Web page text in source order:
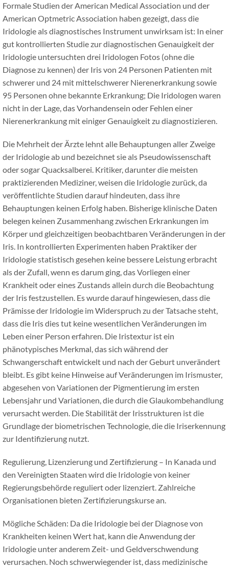
Formale Studien der American Medical Association und der
American Optmetric Association haben gezeigt, dass die
Iridologie als diagnostisches Instrument unwirksam ist: In einer
gut kontrollierten Studie zur diagnostischen Genauigkeit der
Iridologie untersuchten drei Iridologen Fotos (ohne die
Diagnose zu kennen) der Iris von 24 Personen Patienten mit
schwerer und 24 mit mittelschwerer Nierenerkrankung sowie
95 Personen ohne bekannte Erkrankung; Die Iridologen waren
nicht in der Lage, das Vorhandensein oder Fehlen einer
Nierenerkrankung mit einiger Genauigkeit zu diagnostizieren.
Die Mehrheit der Ärzte lehnt alle Behauptungen aller Zweige
der Iridologie ab und bezeichnet sie als Pseudowissenschaft
oder sogar Quacksalberei. Kritiker, darunter die meisten
praktizierenden Mediziner, weisen die Iridologie zurück, da
veröffentlichte Studien darauf hindeuten, dass ihre
Behauptungen keinen Erfolg haben. Bisherige klinische Daten
belegen keinen Zusammenhang zwischen Erkrankungen im
Körper und gleichzeitigen beobachtbaren Veränderungen in der
Iris. In kontrollierten Experimenten haben Praktiker der
Iridologie statistisch gesehen keine bessere Leistung erbracht
als der Zufall, wenn es darum ging, das Vorliegen einer
Krankheit oder eines Zustands allein durch die Beobachtung
der Iris festzustellen. Es wurde darauf hingewiesen, dass die
Prämisse der Iridologie im Widerspruch zu der Tatsache steht,
dass die Iris dies tut keine wesentlichen Veränderungen im
Leben einer Person erfahren. Die Iristextur ist ein
phänotypisches Merkmal, das sich während der
Schwangerschaft entwickelt und nach der Geburt unverändert
bleibt. Es gibt keine Hinweise auf Veränderungen im Irismuster,
abgesehen von Variationen der Pigmentierung im ersten
Lebensjahr und Variationen, die durch die Glaukombehandlung
verursacht werden. Die Stabilität der Irisstrukturen ist die
Grundlage der biometrischen Technologie, die die Iriserkennung
zur Identifizierung nutzt.
Regulierung, Lizenzierung und Zertifizierung – In Kanada und
den Vereinigten Staaten wird die Iridologie von keiner
Regierungsbehörde reguliert oder lizenziert. Zahlreiche
Organisationen bieten Zertifizierungskurse an.
Mögliche Schäden: Da die Iridologie bei der Diagnose von
Krankheiten keinen Wert hat, kann die Anwendung der
Iridologie unter anderem Zeit- und Geldverschwendung
verursachen. Noch schwerwiegender ist, dass medizinische